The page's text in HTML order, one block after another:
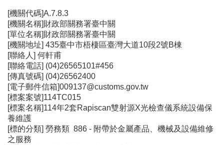
[機關代碼]A.7.8.3
[機關名稱]財政部關務署臺中關
[單位名稱]財政部關務署臺中關
[機關地址] 435臺中市梧棲區臺灣大道10段2號B棟
[聯絡人] 何軒甫
[聯絡電話] (04)26565101#456
[傳真號碼] (04)26562400
[電子郵件信箱]009137@customs.gov.tw
[標案案號]114TC015
[標案名稱]114年2套Rapiscan雙射源X光檢查儀系統設備保
養維護
[標的分類] 勞務類 886 - 附帶於金屬產品、機械及設備維修
之服務